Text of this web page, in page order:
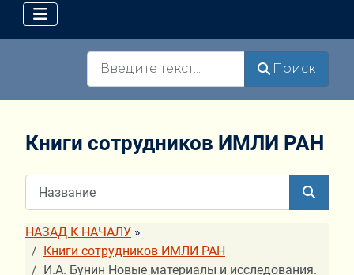
Поиск
Книги сотрудников ИМЛИ РАН
НАЗАД К НАЧАЛУ »
Книги сотрудников ИМЛИ РАН
И.А. Бунин Новые материалы и исследования.